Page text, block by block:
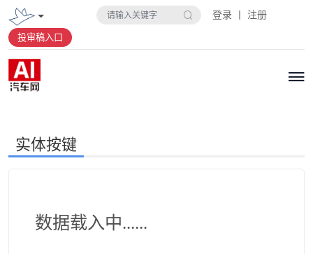
登录 丨 注册
投审稿入口
实体按键
数据载入中......